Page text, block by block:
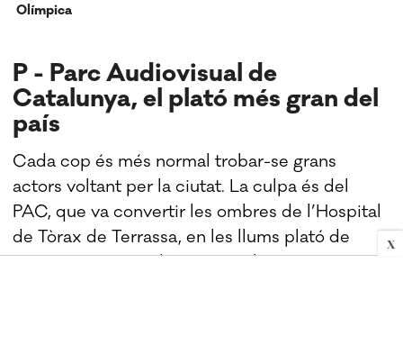
X
Olímpica
P - Parc Audiovisual de
Catalunya, el plató més gran del
país
Cada cop és més normal trobar-se grans
actors voltant per la ciutat. La culpa és del
PAC, que va convertir les ombres de l’Hospital
de Tòrax de Terrassa, en les llums plató de
cinema més gran de tota Catalunya.